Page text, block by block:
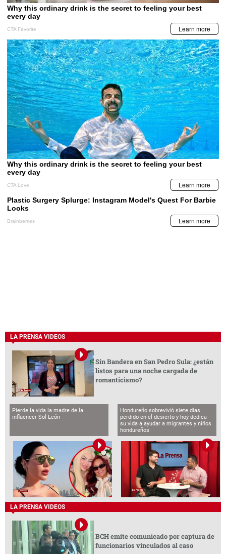
LA PRENSA VIDEOS
Sin Bandera en San Pedro Sula: ¿están
listos para una noche cargada de
romanticismo?
Pierde la vida la madre de la
influencer Sol León
Hondureño sobrevivió siete días
perdido en el desierto y hoy dedica
su vida a ayudar a migrantes y niños
hondureños
LA PRENSA VIDEOS
BCH emite comunicado por captura de
funcionarios vinculados al caso